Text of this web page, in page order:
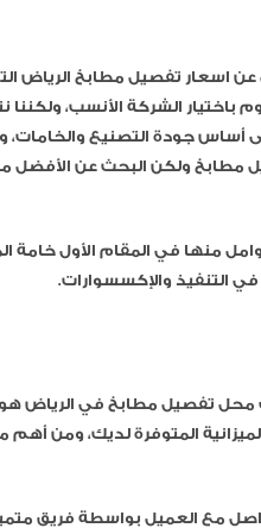
اسعار تفصيل مطابخ الرياض
باختيار الشركة الأنسب،
أساس جودة التصنيع والخامات،
مطابخ ولكن البحث عن الأفضل
منها في المقام الأول خامة
التنفيذ والإكسسوارات.
محل تفصيل مطابخ في الرياض هو
المتوفرة لديك، ومن أهم
مع العميل بواسطة فريق